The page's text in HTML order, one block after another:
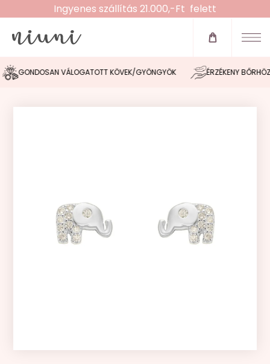
Ingyenes szállítás 21.000,-Ft felett
Újdonságok
Zsinóros karkötők
Fülbevalók
Nyakláncok
Morse tervező
Összes termék
GONDOSAN VÁLOGATOTT KÖVEK/GYÖNGYÖK ÉRZÉKENY BŐRHÖZ